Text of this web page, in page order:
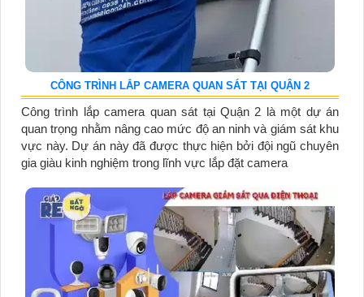
CÔNG TRÌNH LẮP CAMERA QUAN SÁT TẠI QUẬN 2
Công trình lắp camera quan sát tại Quận 2 là một dự án
quan trọng nhằm nâng cao mức độ an ninh và giám sát khu
vực này. Dự án này đã được thực hiện bởi đội ngũ chuyên
gia giàu kinh nghiệm trong lĩnh vực lắp đặt camera